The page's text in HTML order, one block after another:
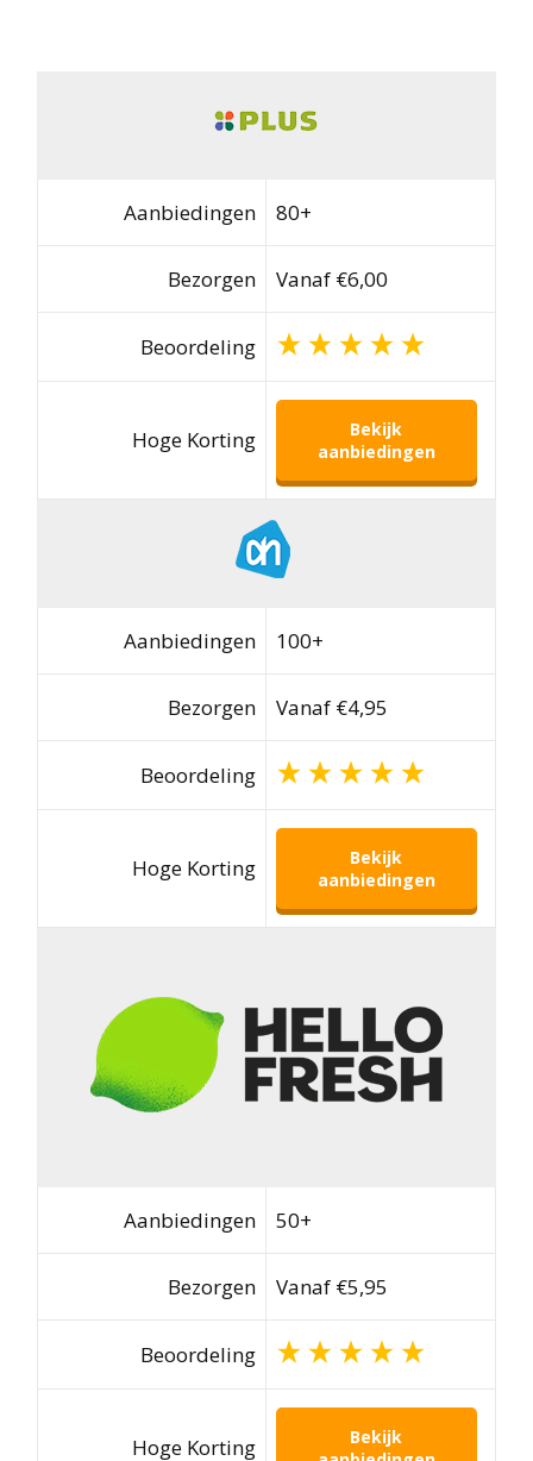
Aanbiedingen 80+
Bezorgen Vanaf €6,00
Beoordeling
Hoge Korting
Bekijk
aanbiedingen
Aanbiedingen 100+
Bezorgen Vanaf €4,95
Beoordeling
Hoge Korting
Bekijk
aanbiedingen
Aanbiedingen 50+
Bezorgen Vanaf €5,95
Beoordeling
Hoge Korting
Bekijk